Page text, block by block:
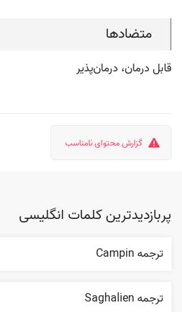
متضادها
قابل درمان، درمان‌پذیر
گزارش محتوای نامناسب
پربازدیدترین کلمات انگلیسی
ترجمه Campin
ترجمه Saghalien